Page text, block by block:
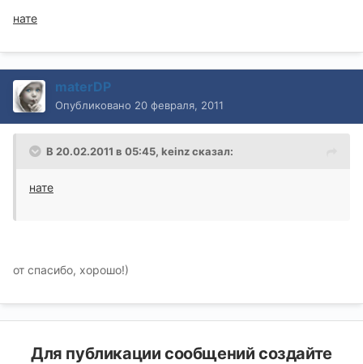
нате
materDP
Опубликовано 20 февраля, 2011
В 20.02.2011 в 05:45, keinz сказал:
нате
от спасибо, хорошо!)
Для публикации сообщений создайте